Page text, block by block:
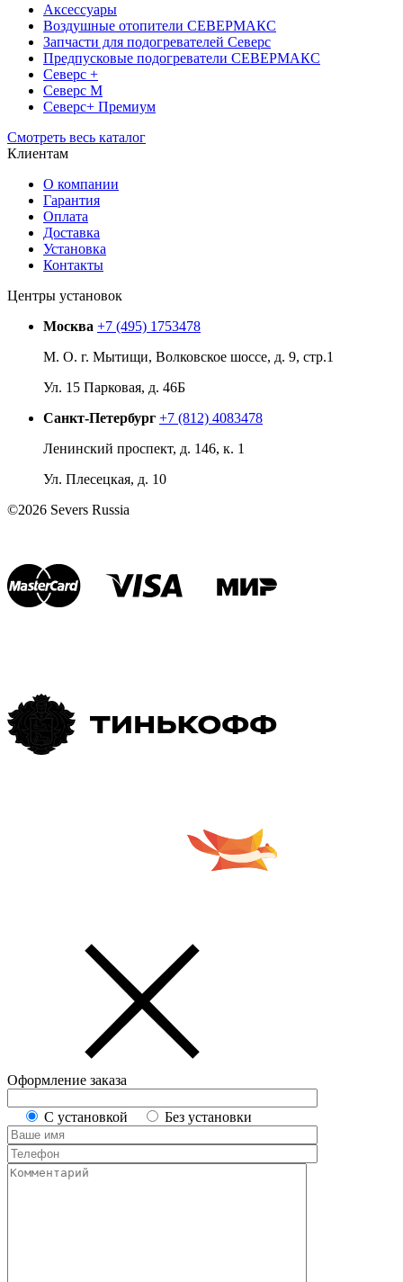
Аксессуары
Воздушные отопители СЕВЕРМАКС
Запчасти для подогревателей Северс
Предпусковые подогреватели СЕВЕРМАКС
Северс +
Северс М
Северс+ Премиум
Смотреть весь каталог
Клиентам
О компании
Гарантия
Оплата
Доставка
Установка
Контакты
Центры установок
Москва +7 (495) 1753478
М. О. г. Мытищи, Волковское шоссе, д. 9, стр.1
Ул. 15 Парковая, д. 46Б
Санкт-Петербург +7 (812) 4083478
Ленинский проспект, д. 146, к. 1
Ул. Плесецкая, д. 10
©2026 Severs Russia
Оформление заказа
С установкой Без установки